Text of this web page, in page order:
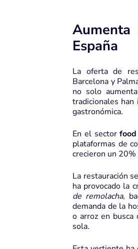
España
La oferta de
Barcelona y
no solo
tradicionales
gastronómica.
En el sector
plataformas de
crecieron un
La restauración
ha provocado la
de remolacha,
demanda de la
o arroz en busca
sola.